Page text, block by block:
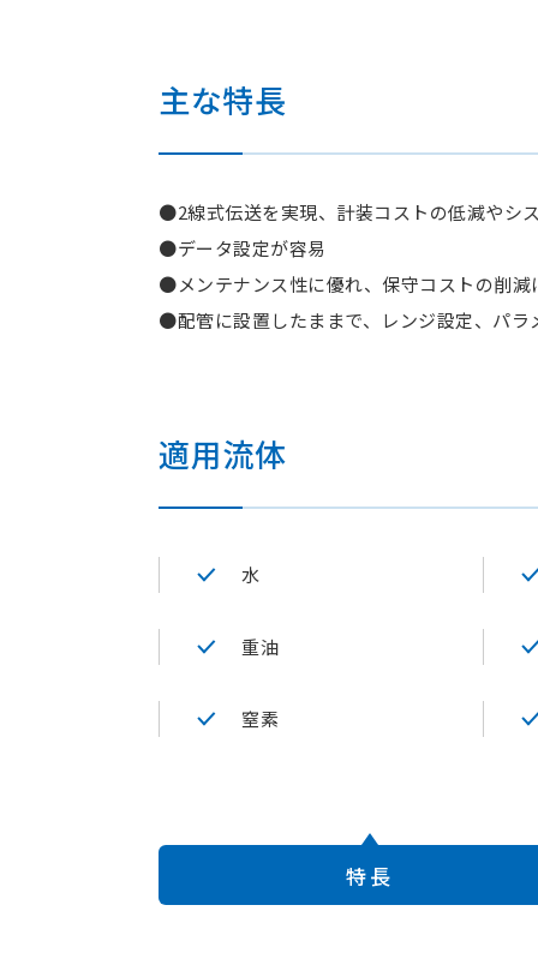
主な特長
●2線式伝送を実現、計装コストの低減やシ
●データ設定が容易
●メンテナンス性に優れ、保守コストの削減
●配管に設置したままで、レンジ設定、パ
適用流体
水
重油
窒素
特長